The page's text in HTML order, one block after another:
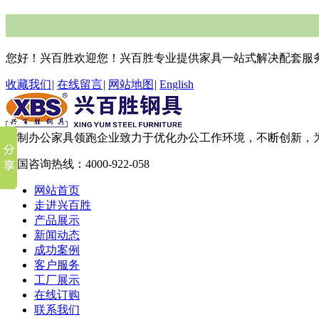
您好！兴百胜欢迎您！兴百胜专业提供家具一站式解决配套服
收藏我们| 在线留言| 网站地图 | English
钢制办公家具领跑企业致力于优化办公工作环境，不断创新
全国咨询热线： 4000-922-058
网站首页
走进兴百胜
产品展示
新闻动态
成功案例
客户服务
工厂展示
在线订购
联系我们